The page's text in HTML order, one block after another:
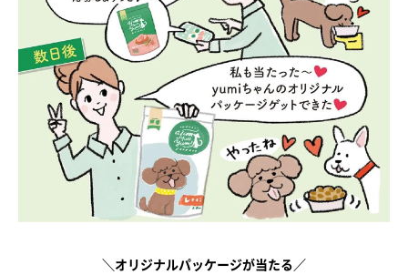
＼オリジナルパッケージが当たる／